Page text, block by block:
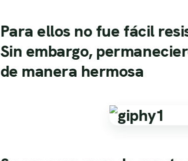
Para ellos no fue fácil
Sin embargo,
de manera hermosa